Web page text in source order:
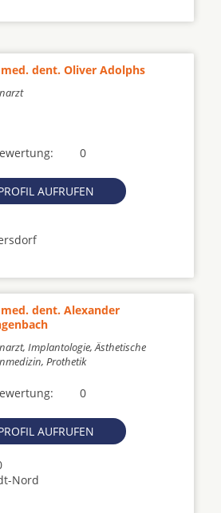
dent. Oliver Adolphs
0
AUFRUFEN
dent. Alexander
Implantologie, Ästhetische
Prothetik
0
AUFRUFEN
Nord